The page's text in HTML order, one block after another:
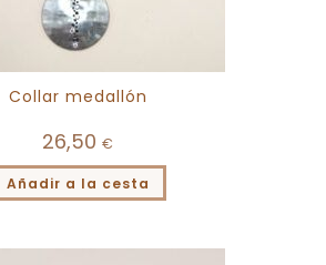
Collar medallón
26,50 €
Añadir a la cesta